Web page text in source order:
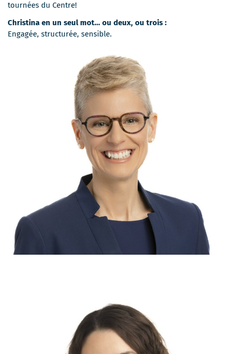
tournées du Centre!
Christina en un seul mot… ou deux, ou trois :
Engagée, structurée, sensible.